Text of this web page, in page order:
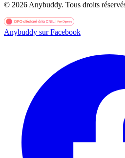
© 2026 Anybuddy. Tous droits
Anybuddy sur Facebook